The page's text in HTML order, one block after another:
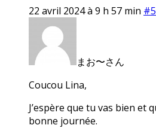
22 avril 2024 à 9 h 57 min
まお〜さん
Coucou Lina,
J’espère que tu vas bien et
bonne journée.